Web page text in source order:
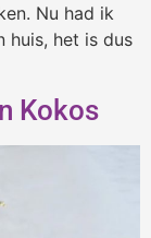
Nu had ik
huis, het is dus
Kokos